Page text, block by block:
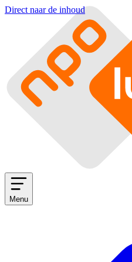
Direct naar de inhoud
Menu